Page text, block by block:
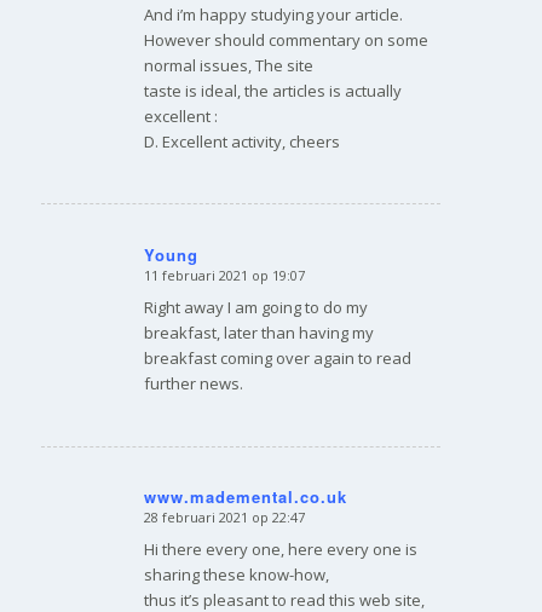
And i’m happy studying your article.
However should commentary on some
normal issues, The site
taste is ideal, the articles is actually
excellent :
D. Excellent activity, cheers
Young
zegt:
11 februari 2021 op 19:07
Right away I am going to do my
breakfast, later than having my
breakfast coming over again to read
further news.
www.mademental.co.uk
zegt:
28 februari 2021 op 22:47
Hi there every one, here every one is
sharing these know-how,
thus it’s pleasant to read this web site,